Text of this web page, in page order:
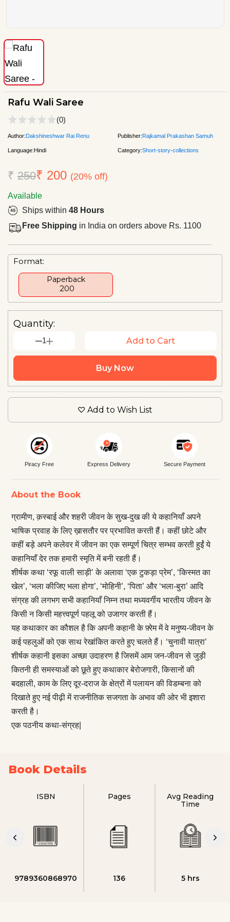
Rafu Wali Saree
(0)
Author:Dakshineshwar Rai Renu Publisher:Rajkamal Prakashan Samuh
Language:Hindi Category:Short-story-collections
₹ 250₹ 200 (20% off)
Available
Ships within 48 Hours
Free Shipping in India on orders above Rs. 1100
Format:
Paperback
₹ 200
Quantity:
1 Add to Cart
Buy Now
Add to Wish List
Piracy Free Express Delivery Secure Payment
About the Book
ग्रामीण, क़स्बाई और शहरी जीवन के सुख-दुख की ये कहानियाँ अपने
भाषिक प्रवाह के लिए ख़ासतौर पर प्रभावित करती हैं। कहीं छोटे और
कहीं बड़े अपने कलेवर में जीवन का एक सम्पूर्ण चित्र सम्भव करती हुईं ये
कहानियाँ देर तक हमारी स्मृति में बनी रहती हैं।
शीर्षक कथा ‘रफू वाली साड़ी’ के अलावा ‘एक टुकड़ा प्रेम’, ‘किस्मत का
खेल’, ‘भला कीजिए भला होगा’, ‘मोहिनी’, ‘पिता’ और ‘भला-बुरा’ आदि
संग्रह की लगभग सभी कहानियाँ निम्न तथा मध्यवर्गीय भारतीय जीवन के
किसी न किसी महत्त्वपूर्ण पहलू को उजागर करती हैं।
यह कथाकार का कौशल है कि अपनी कहानी के फ़्रेम में वे मनुष्य-जीवन के
कई पहलुओं को एक साथ रेखांकित करते हुए चलते हैं। ‘चुनावी यात्रा’
शीर्षक कहानी इसका अच्छा उदाहरण है जिसमें आम जन-जीवन से जुड़ी
कितनी ही समस्याओं को छूते हुए कथाकार बेरोजगारी, किसानों की
बदहाली, काम के लिए दूर-दराज के क्षेत्रों में पलायन की विडम्बना को
दिखाते हुए नई पीढ़ी में राजनीतिक सजगता के अभाव की ओर भी इशारा
करती है।
एक पठनीय कथा-संग्रह|
Book Details
ISBN
9789360868970
Pages
136
Avg Reading
Time
5 hrs